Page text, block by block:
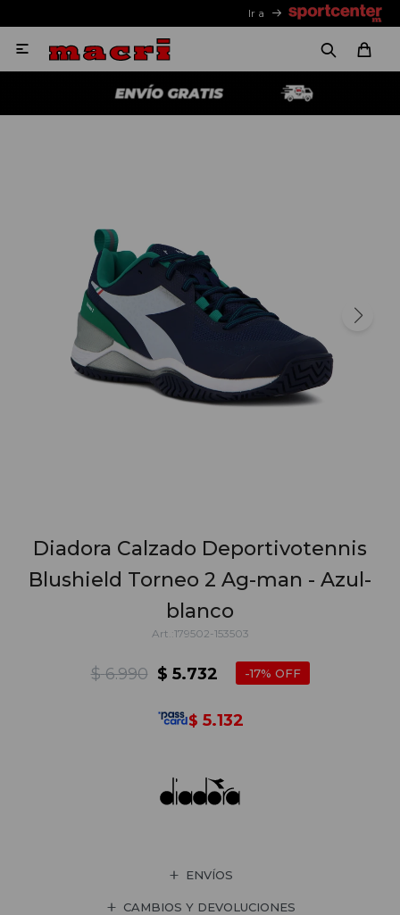
Ir a

Diadora Calzado Deportivotennis
Blushield Torneo 2 Ag-man - Azul-
blanco
179502-153503
$ 5.732
$ 6.990 17
$ 5.132
ENVÍOS
CAMBIOS Y DEVOLUCIONES